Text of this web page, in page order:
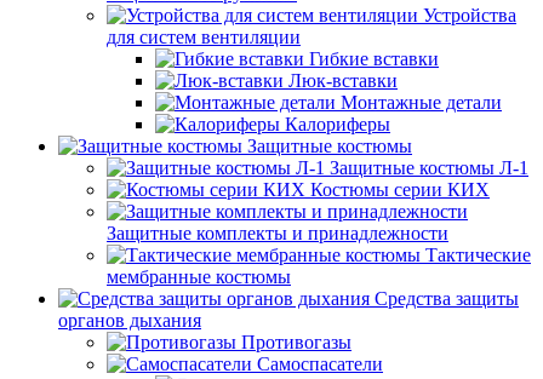
Устройства
для систем вентиляции
Гибкие вставки
Люк-вставки
Монтажные детали
Калориферы
Защитные костюмы
Защитные костюмы Л-1
Костюмы серии КИХ
Защитные комплекты и принадлежности
Тактические
мембранные костюмы
Средства защиты
органов дыхания
Противогазы
Самоспасатели